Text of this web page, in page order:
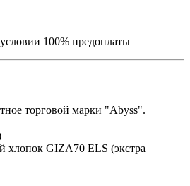
100% предоплаты
торговой марки "Abyss".
хлопок GIZA70 ELS (экстра